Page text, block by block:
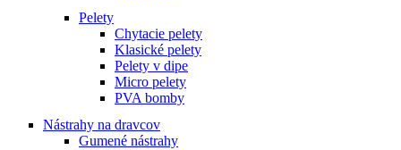
Pelety
Chytacie pelety
Klasické pelety
Pelety v dipe
Micro pelety
PVA bomby
Nástrahy na dravcov
Gumené nástrahy